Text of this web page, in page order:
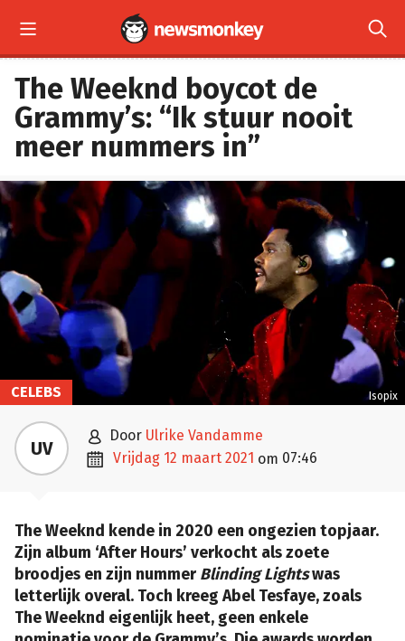
 
The Weeknd boycot de
Grammy’s: “Ik stuur nooit
meer nummers in”
Isopix
CELEBS
UV  door Ulrike Vandamme
 vrijdag 12 maart 2021 om 07:46
The Weeknd kende in 2020 een ongezien topjaar.
Zijn album ‘After Hours’ verkocht als zoete
broodjes en zijn nummer Blinding Lightswas
letterlijk overal. Toch kreeg Abel Tesfaye, zoals
The Weeknd eigenlijk heet, geen enkele